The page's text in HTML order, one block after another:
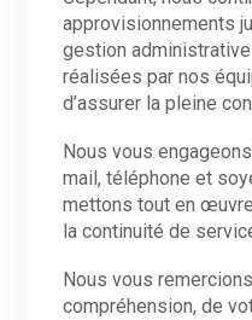
approvisionnements
gestion
réalisées par nos
d’assurer la pleine
Nous vous
mail, téléphone et
mettons tout en
la continuité de
Nous vous
compréhension, de